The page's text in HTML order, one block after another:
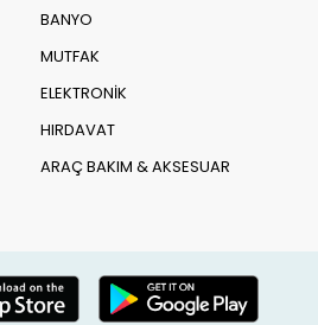
BANYO
MUTFAK
ELEKTRONİK
HIRDAVAT
ARAÇ BAKIM & AKSESUAR